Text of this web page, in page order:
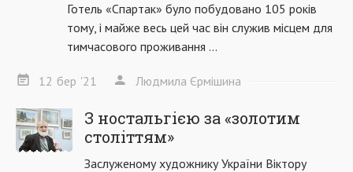
Готель «Спартак» було побудовано 105 років
тому, і майже весь цей час він служив місцем для
тимчасового проживання ...
12 бер '21 Людмила Єрмішина
З ностальгією за «золотим
століттям»
Заслуженому художнику України Віктору